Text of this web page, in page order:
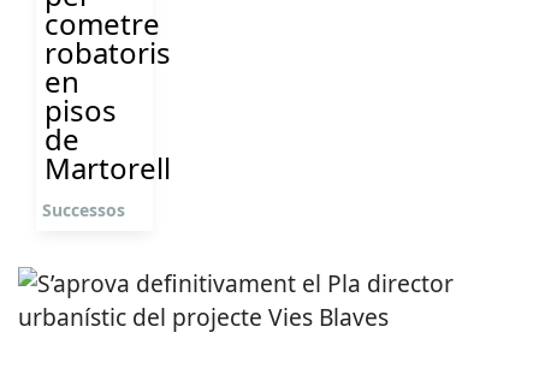
cometre
robatoris
en
pisos
de
Martorell
Successos